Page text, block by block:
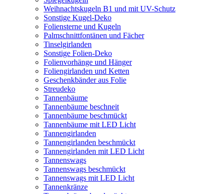
Weihnachtskugeln B1 und mit UV-Schutz
Sonstige Kugel-Deko
Foliensterne und Kugeln
Palmschnittfontänen und Fächer
Tinselgirlanden
Sonstige Folien-Deko
Folienvorhänge und Hänger
Foliengirlanden und Ketten
Geschenkbänder aus Folie
Streudeko
Tannenbäume
Tannenbäume beschneit
Tannenbäume beschmückt
Tannenbäume mit LED Licht
Tannengirlanden
Tannengirlanden beschmückt
Tannengirlanden mit LED Licht
Tannenswags
Tannenswags beschmückt
Tannenswags mit LED Licht
Tannenkränze